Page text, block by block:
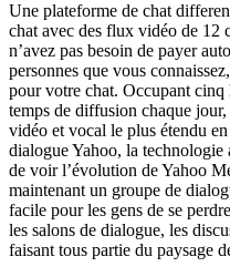
Une plateforme de chat
chat avec des flux vidéo de 12
n’avez pas besoin de payer
personnes que vous
pour votre chat. Occupant cinq
temps de diffusion chaque
vidéo et vocal le plus étendu
dialogue Yahoo, la technologie
de voir l’évolution de Yahoo
maintenant un groupe de
facile pour les gens de se
les salons de dialogue, les
faisant tous partie du paysage